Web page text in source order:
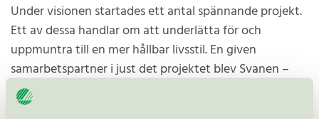
Under visionen startades ett antal spännande projekt.
Ett av dessa handlar om att underlätta för och
uppmuntra till en mer hållbar livsstil. En given
samarbetspartner i just det projektet blev Svanen –
Nordens officiella miljömärkning som dagligen arbetar
för att främja hållbar produktion och konsumtion.